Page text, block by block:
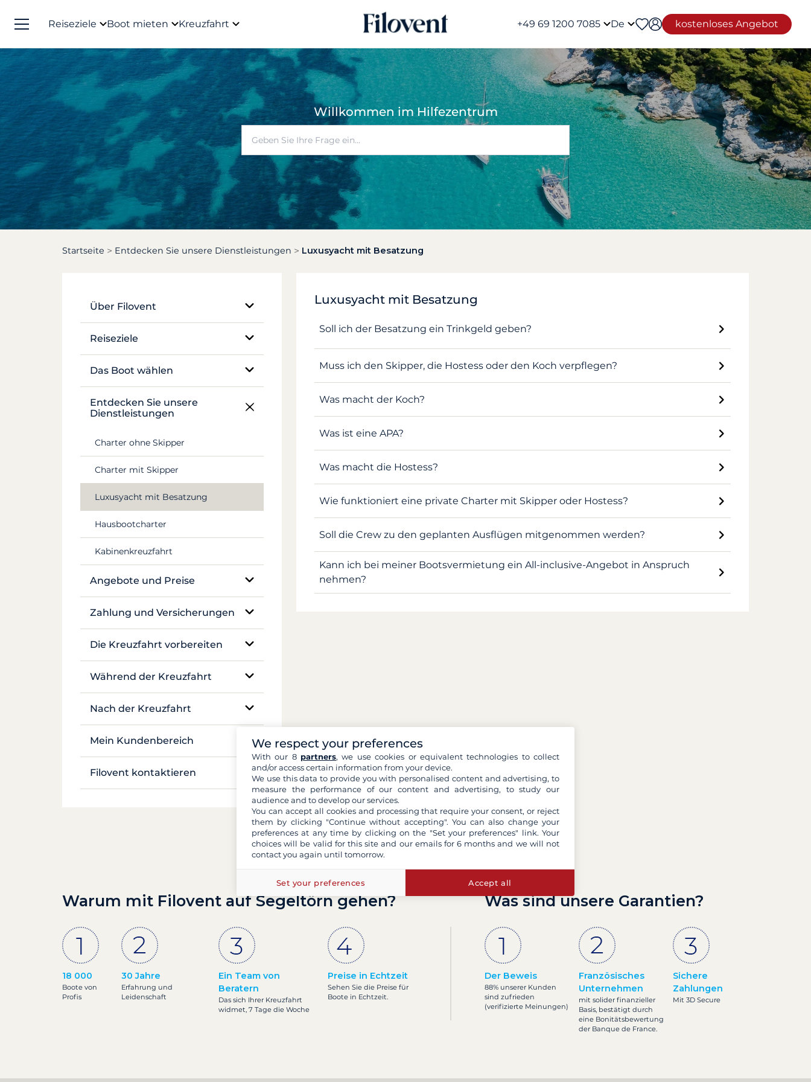
Reiseziele Boot mieten Kreuzfahrt +49 69 1200 7085 De kostenloses Angebot
Willkommen im Hilfezentrum
Startseite Entdecken Sie unsere Dienstleistungen Luxusyacht mit Besatzung
Über Filovent
Unser Unternehmen
Reiseziele
Ägypten
Kroatien
Antillen
Canal du Midi
Seychellen
Mekong
Das Boot wählen
Einrumpf-Segelboot
Traditionelles Boot
Motoryacht
Hausboot und Pénichette
Entdecken Sie unsere
Dienstleistungen
Charter ohne Skipper
Charter mit Skipper
Luxusyacht mit Besatzung
Hausbootcharter
Kabinenkreuzfahrt
Angebote und Preise
Preisgestaltung
Zahlung und Versicherungen
Versicherungen und Kautionen
Die Kreuzfahrt vorbereiten
Buchung und Verfügbarkeit
Dokumente und Formalitäten
Gepäck und Ausrüstung
Während der Kreuzfahrt
Vor-Ort-Betreuung
Leben an Bord
Sicherheit an Bord
Nach der Kreuzfahrt
Bestandsaufnahme
Mein Kundenbereich
Meine Buchung verwalten
Filovent kontaktieren
Luxusyacht mit Besatzung
Soll ich der Besatzung ein Trinkgeld geben?
Muss ich den Skipper, die Hostess oder den Koch verpflegen?
Was macht der Koch?
Was ist eine APA?
Was macht die Hostess?
Wie funktioniert eine private Charter mit Skipper oder Hostess?
Soll die Crew zu den geplanten Ausflügen mitgenommen werden?
Kann ich bei meiner Bootsvermietung ein All-inclusive-Angebot in Anspruch
nehmen?
Warum mit Filovent auf Segeltörn gehen?
18 000
Boote von
Profis
30 Jahre
Erfahrung und
Leidenschaft
Ein Team von
Beratern
Das sich Ihrer Kreuzfahrt
widmet, 7 Tage die Woche
Preise in Echtzeit
Sehen Sie die Preise für
Boote in Echtzeit.
Was sind unsere Garantien?
Der Beweis
88% unserer Kunden
sind zufrieden
(verifizierte Meinungen)
Französisches
Unternehmen
mit solider finanzieller
Basis, bestätigt durch
eine Bonitätsbewertung
der Banque de France.
Sichere
Zahlungen
Mit 3D Secure
We respect your preferences
With our 8 partners, we use cookies or equivalent technologies to collect
and/or access certain information from your device.
We use this data to provide you with personalised content and advertising, to
measure the performance of our content and advertising, to study our
audience and to develop our services.
You can accept all cookies and processing that require your consent, or reject
them by clicking "Continue without accepting". You can also change your
preferences at any time by clicking on the "Set your preferences" link. Your
choices will be valid for this site and our emails for 6 months and we will not
contact you again until tomorrow.
Set your preferences Accept all